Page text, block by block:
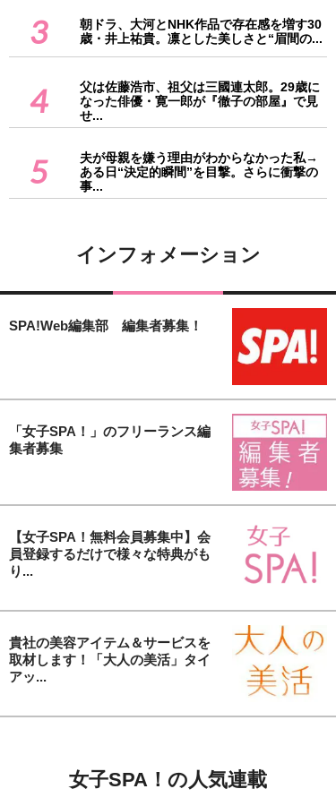
3
朝ドラ、大河とNHK作品で存在感を増す30
歳・井上祐貴。凛とした美しさと“眉間の...
4
父は佐藤浩市、祖父は三國連太郎。29歳に
なった俳優・寛一郎が『徹子の部屋』で見
せ...
5
夫が母親を嫌う理由がわからなかった私→
ある日“決定的瞬間”を目撃。さらに衝撃の
事...
インフォメーション
SPA!Web編集部 編集者募集！
「女子SPA！」のフリーランス編
集者募集
【女子SPA！無料会員募集中】会
員登録するだけで様々な特典がも
り...
貴社の美容アイテム＆サービスを
取材します！「大人の美活」タイ
アッ...
女子SPA！の人気連載